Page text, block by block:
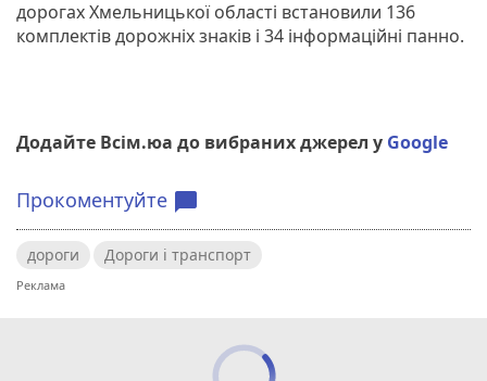
дорогах Хмельницької області встановили 136
комплектів дорожніх знаків і 34 інформаційні панно.
Додайте Всім.юа до вибраних джерел у Google
Прокоментуйте chat_bubble
дороги Дороги і транспорт